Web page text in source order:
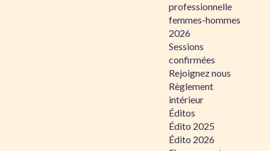
professionnelle
femmes-hommes
2026
Sessions
confirmées
Rejoignez nous
Règlement
intérieur
Éditos
Édito 2025
Édito 2026